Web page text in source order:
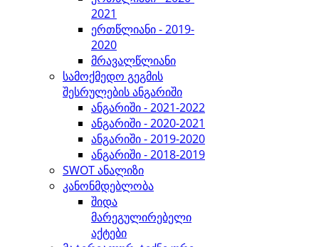
2021
ერთწლიანი - 2019-
2020
მრავალწლიანი
სამოქმედო გეგმის
შესრულების ანგარიში
ანგარიში - 2021-2022
ანგარიში - 2020-2021
ანგარიში - 2019-2020
ანგარიში - 2018-2019
SWOT ანალიზი
კანონმდებლობა
შიდა
მარეგულირებელი
აქტები